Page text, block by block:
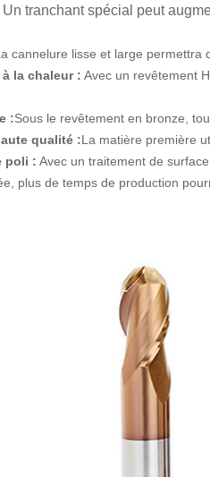
Un tranchant spécial peut
cannelure lisse et large permettra
la chaleur : Avec un revêtement
:Sous le revêtement en bronze,
qualité :La matière première
poli : Avec un traitement de
plus de temps de production